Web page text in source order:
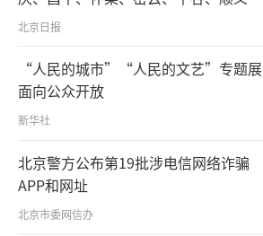
门头沟、房山等区有较明显降雨，伴七
北京日报
“人民的城市”“人民的文艺”专题展
面向公众开放
新华社
北京警方公布第19批涉电信网络诈骗
APP和网址
北京市委网信办